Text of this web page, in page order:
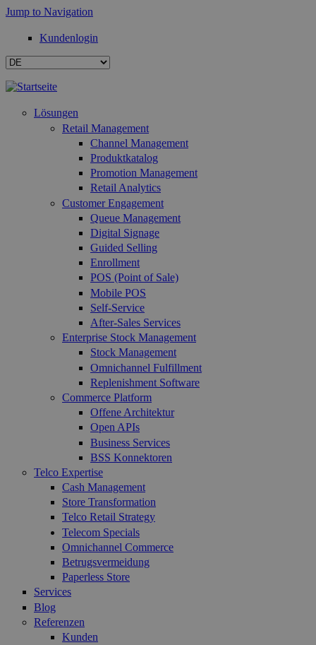
Jump to Navigation
Kundenlogin
Lösungen
Retail Management
Channel Management
Produktkatalog
Promotion Management
Retail Analytics
Customer Engagement
Queue Management
Digital Signage
Guided Selling
Enrollment
POS (Point of Sale)
Mobile POS
Self-Service
After-Sales Services
Enterprise Stock Management
Stock Management
Omnichannel Fulfillment
Replenishment Software
Commerce Platform
Offene Architektur
Open APIs
Business Services
BSS Konnektoren
Telco Expertise
Cash Management
Store Transformation
Telco Retail Strategy
Telecom Specials
Omnichannel Commerce
Betrugsvermeidung
Paperless Store
Services
Blog
Referenzen
Kunden